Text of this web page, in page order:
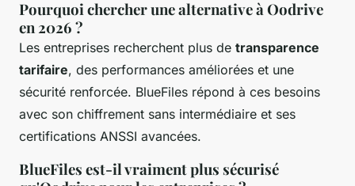
Pourquoi chercher une alternative à Oodrive
en 2026 ?
Les entreprises recherchent plus de transparence
tarifaire, des performances améliorées et une
sécurité renforcée. BlueFiles répond à ces besoins
avec son chiffrement sans intermédiaire et ses
certifications ANSSI avancées.
BlueFiles est-il vraiment plus sécurisé